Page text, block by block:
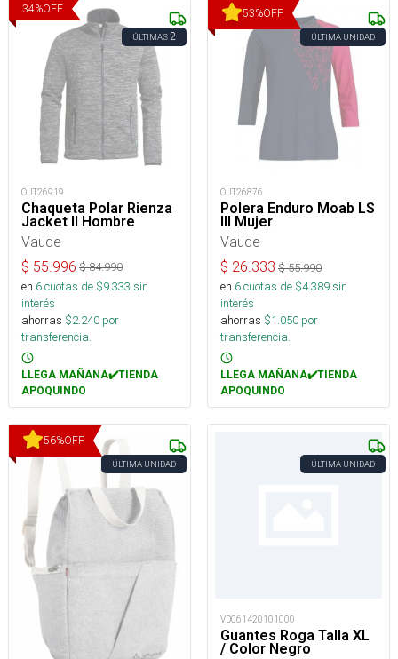
34%OFF
ÚLTIMAS2
OUT26919
Chaqueta Polar Rienza
Jacket II Hombre
Vaude
$ 55.996 $84.990
en 6cuotas de $9.333 sin
interés
ahorras $2.240 por
transferencia.
LLEGA MAÑANA✔️TIENDA
APOQUINDO
53%OFF
ÚLTIMA UNIDAD
OUT26876
Polera Enduro Moab LS
III Mujer
Vaude
$ 26.333 $55.990
en 6cuotas de $4.389sin
interés
ahorras $1.050 por
transferencia.
LLEGA MAÑANA✔️TIENDA
APOQUINDO
56%OFF
ÚLTIMA UNIDAD ÚLTIMA UNIDAD
VD061420101000
Guantes Roga Talla XL
/ Color Negro